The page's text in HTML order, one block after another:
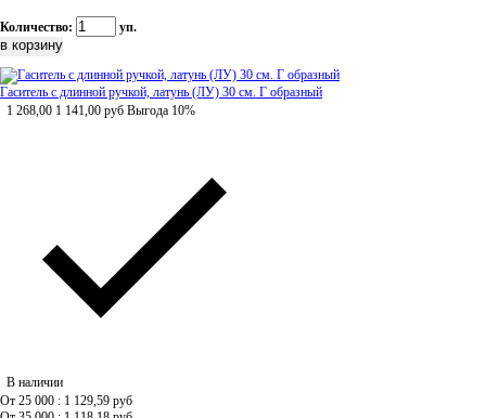
Количество: уп.
Гаситель с длинной ручкой, латунь (ЛУ) 30 см. Г образный
1 268,00 1 141,00 руб Выгода 10%
В наличии
От 25 000 : 1 129,59 руб